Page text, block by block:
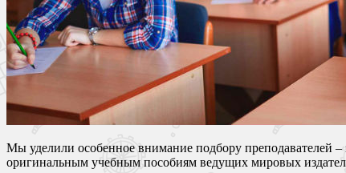
Мы уделили особенное внимание подбору преподавателей
оригинальным учебным пособиям ведущих мировых